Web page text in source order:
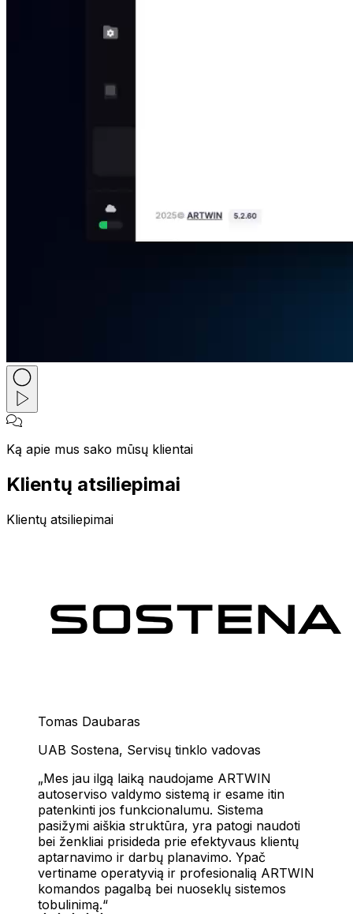
Ką apie mus sako mūsų klientai
Klientų atsiliepimai
Klientų atsiliepimai
Tomas Daubaras
UAB Sostena, Servisų tinklo vadovas
Mes jau ilgą laiką naudojame ARTWIN
autoserviso valdymo sistemą ir esame itin
patenkinti jos funkcionalumu. Sistema
pasižymi aiškia struktūra, yra patogi naudoti
bei ženkliai prisideda prie efektyvaus klientų
aptarnavimo ir darbų planavimo. Ypač
vertiname operatyvią ir profesionalią ARTWIN
komandos pagalbą bei nuoseklų sistemos
tobulinimą.